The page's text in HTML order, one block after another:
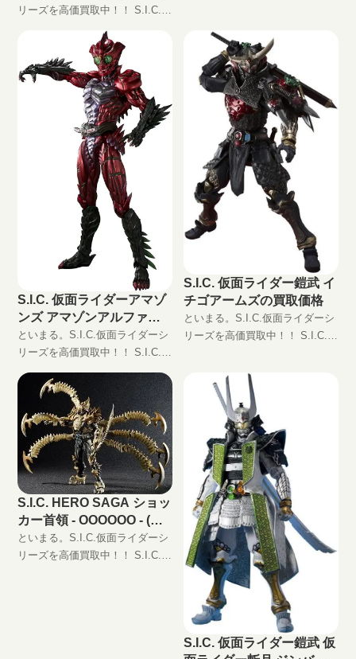
リーズを高価買取中！！ S.I.C.
テイツ JAN:4573102567130 現在
の買取価格は円（未開封
S.I.C. 仮面ライダーアマゾ
ンズ アマゾンアルファの
買取価格
といまる。S.I.C.仮面ライダーシ
リーズを高価買取中！！ S.I.C.
ンアルファ JAN:4573102550866
現在の買取価格は円（未
S.I.C. 仮面ライダー鎧武 イ
チゴアームズの買取価格
といまる。S.I.C.仮面ライダーシ
リーズを高価買取中！！ S.I.C.
ズ JAN:4549660239116 現在の買
取価格は円（未開封の場
S.I.C. HERO SAGA ショッ
カー首領 - OOOOOO - (ヘ
キサオーズ)の買取価格
といまる。S.I.C.仮面ライダーシ
リーズを高価買取中！！ S.I.C.
S.I.C. 仮面ライダー鎧武 仮